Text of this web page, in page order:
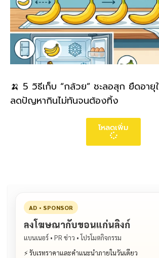
🍌 5 วิธีเก็บ “กล้วย” ชะลอสุก ยืดอายุ
ลดปัญหากินไม่ทันจนต้องทิ้ง
โหลดเพิ่ม
AD • SPONSOR
ลงโฆษณากับขอนแก่นลิงก์
แบนเนอร์ • PR ข่าว • โปรโมตกิจกรรม
⚡ รับเรทราคาและคำแนะนำภายในวันเดียว